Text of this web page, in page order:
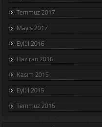
Temmuz 2017
Mayıs 2017
Eylül 2016
Haziran 2016
Kasım 2015
Eylül 2015
Temmuz 2015